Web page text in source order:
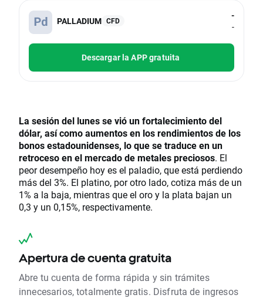
PALLADIUM CFD
-
-
Descargar la APP gratuita
La sesión del lunes se vió un fortalecimiento del
dólar, así como aumentos en los rendimientos de los
bonos estadounidenses, lo que se traduce en un
retroceso en el mercado de metales preciosos. El
peor desempeño hoy es el paladio, que está perdiendo
más del 3%. El platino, por otro lado, cotiza más de un
1% a la baja, mientras que el oro y la plata bajan un
0,3 y un 0,15%, respectivamente.
Apertura de cuenta gratuita
Abre tu cuenta de forma rápida y sin trámites
innecesarios, totalmente gratis. Disfruta de ingresos